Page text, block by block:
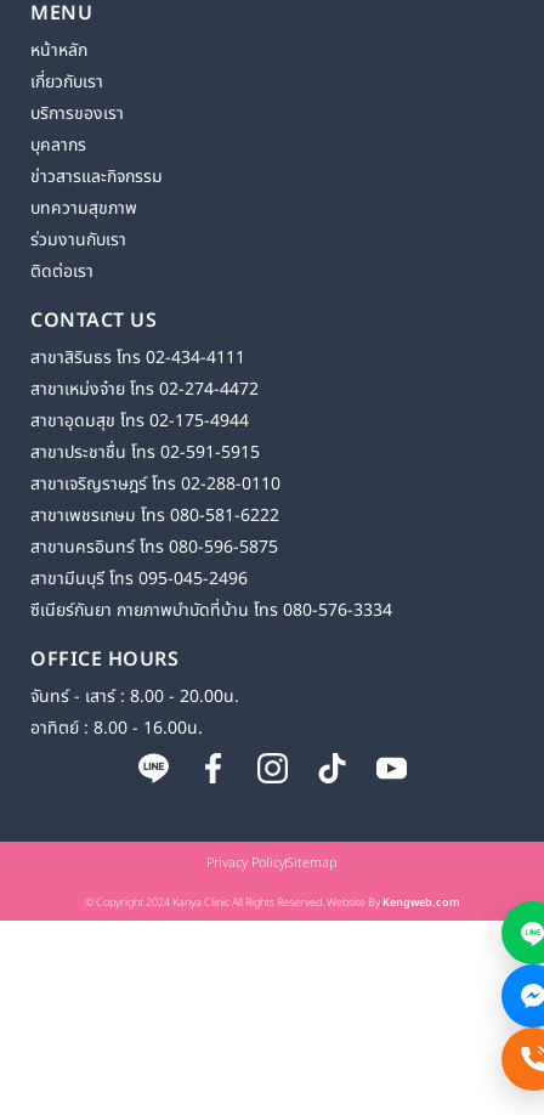
MENU
หน้าหลัก
เกี่ยวกับเรา
บริการของเรา
บุคลากร
ข่าวสารและกิจกรรม
บทความสุขภาพ
ร่วมงานกับเรา
ติดต่อเรา
CONTACT US
สาขาสิรินธร โทร 02-434-4111
สาขาเหม่งจ๋าย โทร 02-274-4472
สาขาอุดมสุข โทร 02-175-4944
สาขาประชาชื่น โทร 02-591-5915
สาขาเจริญราษฎร์ โทร 02-288-0110
สาขาเพชรเกษม โทร 080-581-6222
สาขานครอินทร์ โทร 080-596-5875
สาขามีนบุรี โทร 095-045-2496
ซีเนียร์กันยา กายภาพบำบัดที่บ้าน โทร 080-576-3334
OFFICE HOURS
จันทร์ - เสาร์ : 8.00 - 20.00น.
อาทิตย์ : 8.00 - 16.00น.
© Copyright 2024 Kanya Clinic All Rights Reserved. Website ByKengweb.com
Privacy PolicySitemap